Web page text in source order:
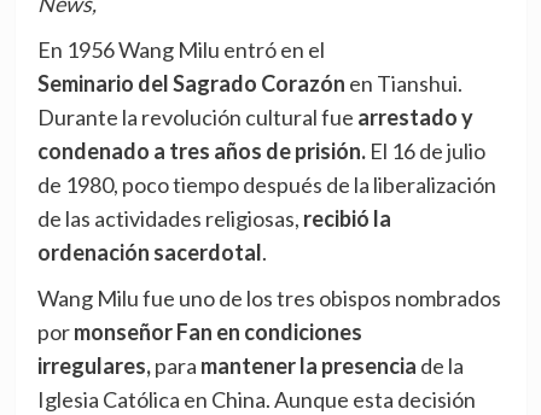
En 1956 Wang Milu entró en el
Seminario del Sagrado Corazón en Tianshui.
Durante la revolución cultural fue arrestado y
condenado a tres años de prisión.El 16 de julio
de 1980, poco tiempo después de la liberalización
de las actividades religiosas, recibió la
ordenación sacerdotal.
Wang Milu fue uno de los tres obispos nombrados
pormonseñor Fan en condiciones
irregulares,para mantener la presencia de la
Iglesia Católica en China. Aunque esta decisión